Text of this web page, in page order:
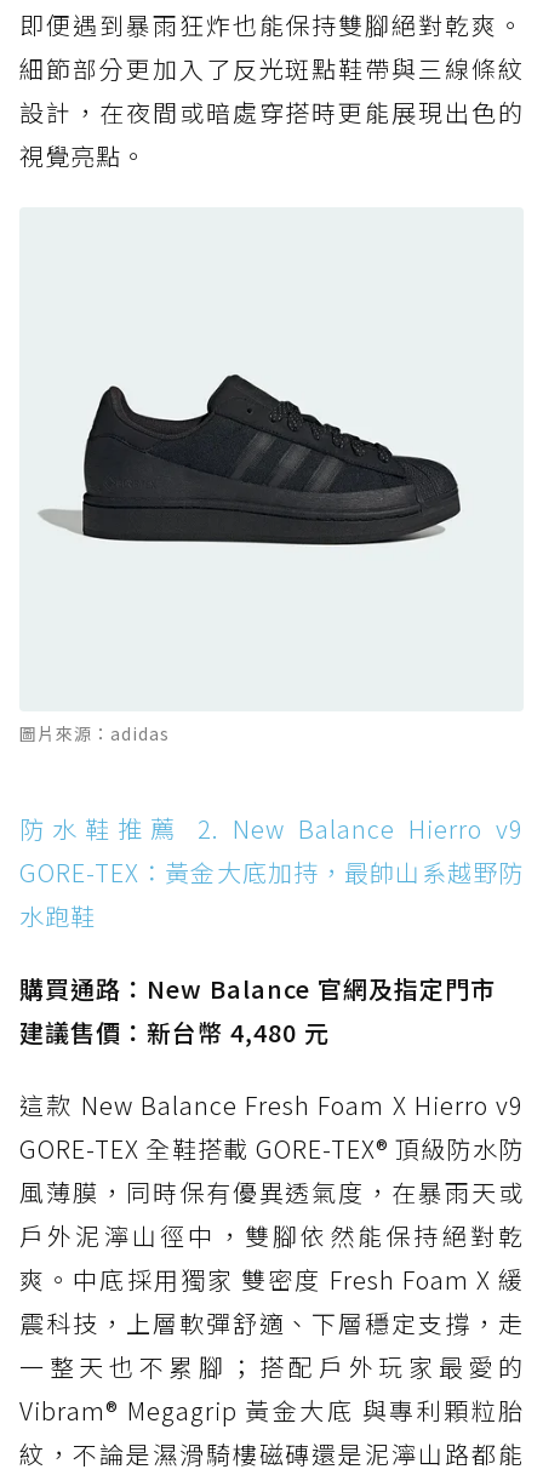
黃靴同級頂級防水，輕量化工裝健走鞋雨天必備
防水鞋推薦 7. Timberland Motion Access：
黃靴同級頂級防水，輕量化工裝健走鞋雨天必備
防水鞋推薦 10. PUMA Voyage NITRO™ 4
GORE-TEX：氮氣中底注入，回彈與防滑兼具的
全天候越野跑鞋
防水鞋推薦 11. On Cloudhorizon 2 WP：腳
感軟彈、搭載 Missiongrip™ 的防水輕越野鞋
Boot：馬汀首款雨靴登場，經典八孔加上全防
防水鞋推薦 14. SKECHERS BADGER
WATERPROOF：一踩即穿懶人神器！搭載固特
異大底與全防水厚底健走鞋
防水鞋推薦 15. Brooks Cascadia 19 GTX：注
即便遇到暴雨狂炸也能保持雙腳絕對乾爽。
細節部分更加入了反光斑點鞋帶與三線條紋
設計，在夜間或暗處穿搭時更能展現出色的
視覺亮點。
圖片來源：adidas
防水鞋推薦 2. New Balance Hierro v9
GORE-TEX：黃金大底加持，最帥山系越野防
水跑鞋
購買通路：New Balance 官網及指定門市
建議售價：新台幣 4,480 元
這款 New Balance Fresh Foam X Hierro v9
GORE-TEX 全鞋搭載 GORE-TEX® 頂級防水防
風薄膜，同時保有優異透氣度，在暴雨天或
戶外泥濘山徑中，雙腳依然能保持絕對乾
爽。中底採用獨家 雙密度 Fresh Foam X 緩
震科技，上層軟彈舒適、下層穩定支撐，走
一整天也不累腳；搭配戶外玩家最愛的
Vibram® Megagrip 黃金大底 與專利顆粒胎
紋，不論是濕滑騎樓磁磚還是泥濘山路都能